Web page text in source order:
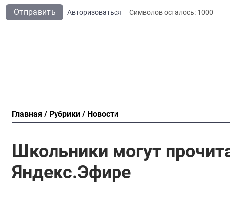
Отправить Авторизоваться Символов осталось: 1000
Главная Рубрики Новости
Школьники могут
Яндекс.Эфире